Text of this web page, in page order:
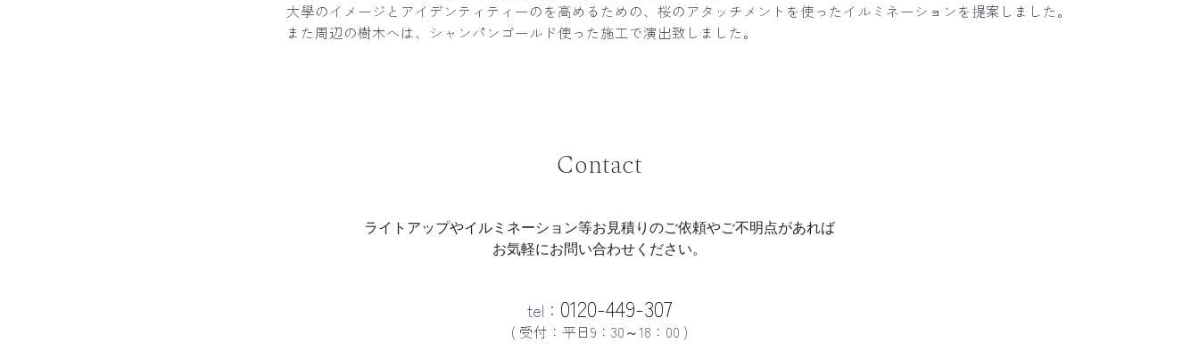
大學のイメージとアイデンティティーのを高めるための、桜のアタッチメントを使ったイルミネーションを提案しました。
また周辺の樹木へは、シャンパンゴールド使った施工で演出致しました。
Contact
ライトアップやイルミネーション等お見積りのご依頼やご不明点があれば
お気軽にお問い合わせください。
tel： 0120-449-307
( 受付：平日9：30～18：00 )